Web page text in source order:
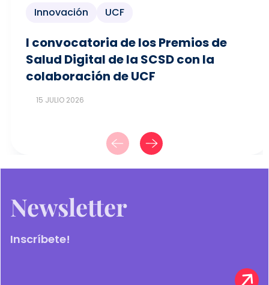
Innovación UCF
I convocatoria de los Premios de
Salud Digital de la SCSD con la
colaboración de UCF
15 JULIO 2026
Newsletter
Inscríbete!